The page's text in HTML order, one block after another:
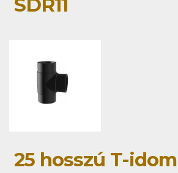
SDR11
25 hosszú T-idom